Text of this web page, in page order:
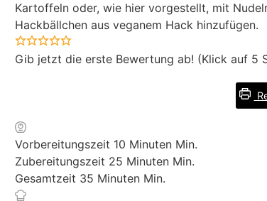
Kartoffeln oder, wie hier vorgestellt, mit
Hackbällchen aus veganem Hack hinzufügen.
Gib jetzt die erste Bewertung ab! (Klick auf 5
Vorbereitungszeit 10 Minuten Min.
Zubereitungszeit 25 Minuten Min.
Gesamtzeit 35 Minuten Min.